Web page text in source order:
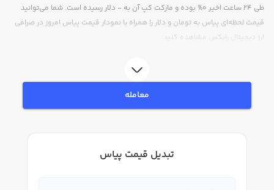
طی 24 ساعت اخیر 0% بوده و مارکت کپ آن به - دلار رسیده است. شما می‌توانید
قیمت لحظه‌ای پیاس به تومان و دلار را همراه با نمودار قیمت پیاس امروز در صرافی
ارز دیجیتال رابکس مشاهده کنید.
معامله
تبدیل قیمت پیاس